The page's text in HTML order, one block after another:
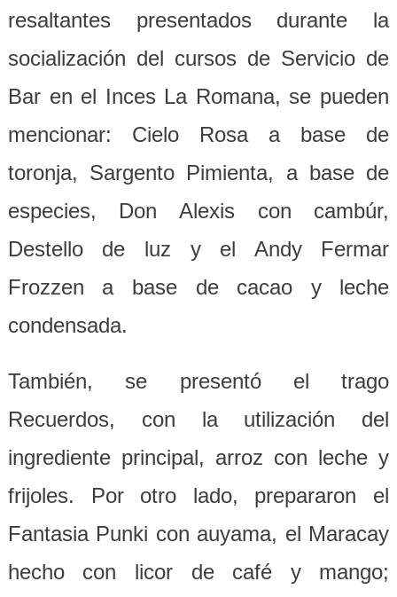
resaltantes presentados durante la
socialización del cursos de Servicio de
Bar en el Inces La Romana, se pueden
mencionar: Cielo Rosa a base de
toronja, Sargento Pimienta, a base de
especies, Don Alexis con cambúr,
Destello de luz y el Andy Fermar
Frozzen a base de cacao y leche
condensada.
También, se presentó el trago
Recuerdos, con la utilización del
ingrediente principal, arroz con leche y
frijoles. Por otro lado, prepararon el
Fantasia Punki con auyama, el Maracay
hecho con licor de café y mango;